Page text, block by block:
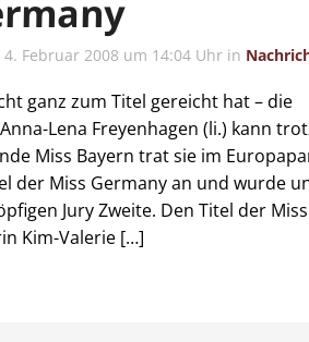
4. Februar 2008 um 14:04 Uhr in
ganz zum Titel gereicht hat – die
Lena Freyenhagen (li.) kann
Miss Bayern trat sie im
der Miss Germany an und wurde
Jury Zweite. Den Titel der
Kim-Valerie […]